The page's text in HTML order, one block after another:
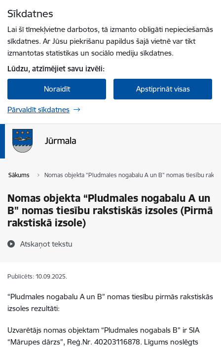
Sīkdatnes
Lai šī tīmekļvietne darbotos, tā izmanto obligāti nepieciešamās
sīkdatnes. Ar Jūsu piekrišanu papildus šajā vietnē var tikt
izmantotas statistikas un sociālo mediju sīkdatnes.
Lūdzu, atzīmējiet savu izvēli:
Noraidīt Apstiprināt visas
Pārvaldīt sīkdatnes
Sākums Nomas objekta “Pludmales nogabalu A un B" nomas tiesību
Nomas objekta “Pludmales nogabalu A un
B" nomas tiesību rakstiskās izsoles (Pirmā
rakstiskā izsole)
Atskaņot tekstu
Publicēts: 10.09.2025.
“Pludmales nogabalu A un B” nomas tiesību pirmās rakstiskās
izsoles rezultāti:
Uzvarētājs nomas objektam “Pludmales nogabals B” ir SIA
“Mārupes dārzs”, Reģ.Nr. 40203116878. Līgums noslēgts